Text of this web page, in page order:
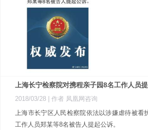
上海长宁检察院对携程亲子园8名工作人员
2018/03/28
| 作者 凤凰网咨询
上海市长宁区人民检察院依法以涉嫌虐待被看
工作人员郑某等8名被告人提起公诉。